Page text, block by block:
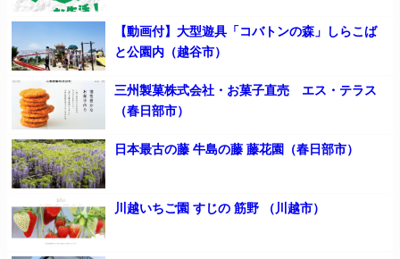
【動画付】大型遊具「コバトンの森」しらこば
と公園内（越谷市）
三州製菓株式会社・お菓子直売 エス・テラス
（春日部市）
日本最古の藤 牛島の藤 藤花園（春日部市）
川越いちご園 すじの 筋野 （川越市）